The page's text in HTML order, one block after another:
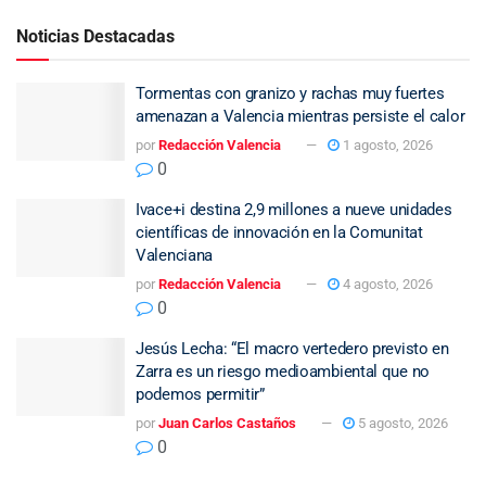
Noticias Destacadas
Tormentas con granizo y rachas muy fuertes
amenazan a Valencia mientras persiste el calor
por Redacción Valencia 1 agosto, 2026
0
Ivace+i destina 2,9 millones a nueve unidades
científicas de innovación en la Comunitat
Valenciana
por Redacción Valencia 4 agosto, 2026
0
Jesús Lecha: “El macro vertedero previsto en
Zarra es un riesgo medioambiental que no
podemos permitir”
por Juan Carlos Castaños 5 agosto, 2026
0